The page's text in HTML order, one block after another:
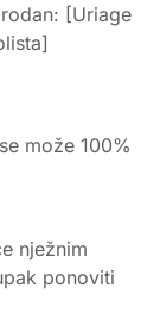
[Uriage
može 100%
nježnim
ponoviti